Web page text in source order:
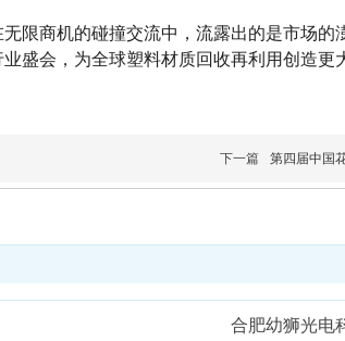
限商机的碰撞交流中，流露出的是市场的
盛会， 为全球塑料材质回收再利用创造更
下一篇 第四届中国
合肥幼狮光电